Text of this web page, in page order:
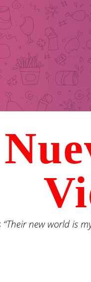
“Their new world is